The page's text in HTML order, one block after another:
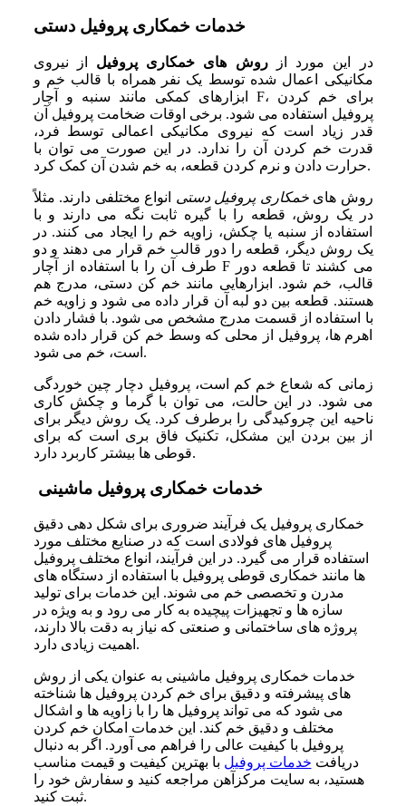
خدمات خمکاری پروفیل دستی
در این مورد ازروش ‌های خمکاری پروفیل از نیروی
مکانیکی اعمال ‌شده توسط یک نفر همراه با قالب خم و
ابزارهای کمکی مانند سنبه و آچار F، برای خم کردن
پروفیل استفاده می‌ شود. برخی اوقات ضخامت پروفیل آن
‌قدر زیاد است که نیروی مکانیکی اعمالی توسط فرد،
قدرت خم کردن آن را ندارد. در این صورت می‌ توان با
حرارت دادن و نرم کردن قطعه، به خم شدن آن کمک کرد.
روش‌ هایخمکاری پروفیل دستی انواع مختلفی دارند. مثلاً
در یک روش، قطعه را با گیره ثابت نگه می‌ دارند و با
استفاده از سنبه یا چکش، زاویه خم را ایجاد می‌ کنند. در
یک روش دیگر، قطعه را دور قالب خم قرار می‌ دهند و دو
طرف آن را با استفاده از آچار F می‌ کشند تا قطعه دور
قالب، خم شود. ابزارهایی مانند خم‌ کن دستی، مدرج هم
هستند. قطعه بین دو لبه آن قرار داده می‌ شود و زاویه خم
با استفاده از قسمت مدرج مشخص می‌ شود. با فشار دادن
اهرم‌ ها، پروفیل از محلی که وسط خم ‌کن قرار داده شده
است، خم می‌ شود.
زمانی که شعاع خم کم است، پروفیل دچار چین‌ خوردگی
می‌ شود. در این حالت، می‌ توان با گرما و چکش‌ کاری
ناحیه این چروکیدگی را برطرف کرد. یک روش دیگر برای
از بین بردن این مشکل، تکنیک فاق‌ بری است که برای
قوطی‌ ها بیشتر کاربرد دارد.
خدمات خمکاری پروفیل ماشینی
خمکاری پروفیل یک فرآیند ضروری برای شکل‌ دهی دقیق
پروفیل‌ های فولادی است که در صنایع مختلف مورد
استفاده قرار می‌ گیرد. در این فرآیند، انواع مختلف پروفیل‌
ها مانند خمکاری قوطی پروفیل با استفاده از دستگاه‌ های
مدرن و تخصصی خم می‌ شوند. این خدمات برای تولید
سازه‌ ها و تجهیزات پیچیده به کار می‌ رود و به‌ ویژه در
پروژه‌ های ساختمانی و صنعتی که نیاز به دقت بالا دارند،
اهمیت زیادی دارد.
خدمات خمکاری پروفیل ماشینی به‌ عنوان یکی از روش‌
های پیشرفته و دقیق برای خم کردن پروفیل‌ ها شناخته
می‌ شود که می‌ تواند پروفیل‌ ها را با زاویه‌ ها و اشکال
مختلف و دقیق خم کند. این خدمات امکان خم کردن
پروفیل با کیفیت عالی را فراهم می‌ آورد. اگر به دنبال
دریافت خدمات پروفیل با بهترین کیفیت و قیمت مناسب
هستید، به سایت مرکزآهن مراجعه کنید و سفارش خود را
ثبت کنید.